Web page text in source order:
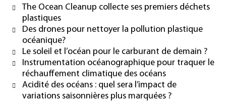
The Ocean Cleanup collecte ses premiers déchets
plastiques
Des drones pour nettoyer la pollution plastique
océanique?
Le soleil et l’océan pour le carburant de demain ?
Instrumentation océanographique pour traquer le
réchauffement climatique des océans
Acidité des océans : quel sera l’impact de
variations saisonnières plus marquées ?